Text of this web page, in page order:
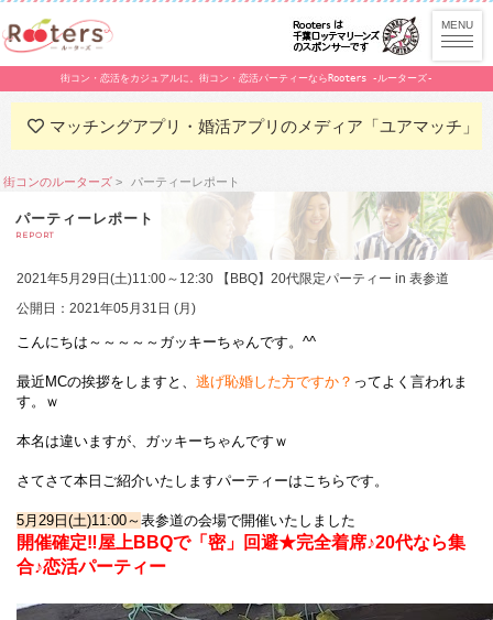
街コン・恋活をカジュアルに。街コン・恋活パーティーならRooters -ルーターズ-
マッチングアプリ・婚活アプリのメディア「ユアマッチ」
街コンのルーターズ パーティーレポート
パーティーレポート
REPORT
2021年5月29日(土)11:00～12:30 【BBQ】20代限定パーティー in 表参道
公開日：2021年05月31日 (月)
こんにちは～～～～～ガッキーちゃんです。^^
最近MCの挨拶をしますと、 逃げ恥婚した方ですか？ ってよく言われま
す。ｗ
本名は違いますが、ガッキーちゃんですｗ
さてさて本日ご紹介いたしますパーティーはこちらです。
5月29日(土)11:00～表参道の会場で開催いたしました
開催確定‼屋上BBQで「密」回避★完全着席♪20代なら集
合♪恋活パーティー